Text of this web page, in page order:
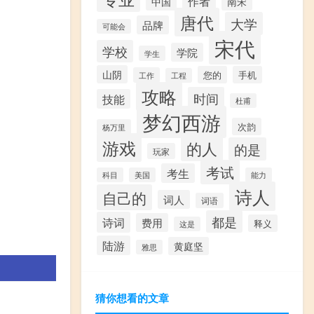
可能会 品牌 唐代 大学
学校 学生 学院 宋代
山阴 工作 工程 您的 手机
技能 攻略 时间 杜甫
杨万里 梦幻西游 次韵
游戏 玩家 的人 的是
科目 美国 考生 考试 能力
自己的 词人 词语 诗人
诗词 费用 这是 都是 释义
陆游 雅思 黄庭坚
猜你想看的文章